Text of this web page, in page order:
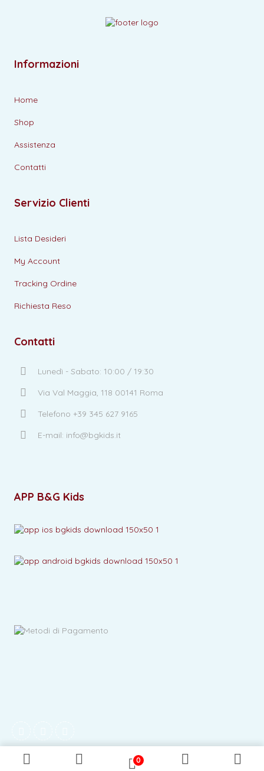
Informazioni
Home
Shop
Assistenza
Contatti
Servizio Clienti
Lista Desideri
My Account
Tracking Ordine
Richiesta Reso
Contatti
Lunedì - Sabato: 10:00 / 19:30
Via Val Maggia, 118 00141 Roma
Telefono +39 345 627 9165
E-mail: info@bgkids.it
APP B&G Kids
16756241002
0